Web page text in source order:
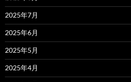
2025年7月
2025年6月
2025年5月
2025年4月